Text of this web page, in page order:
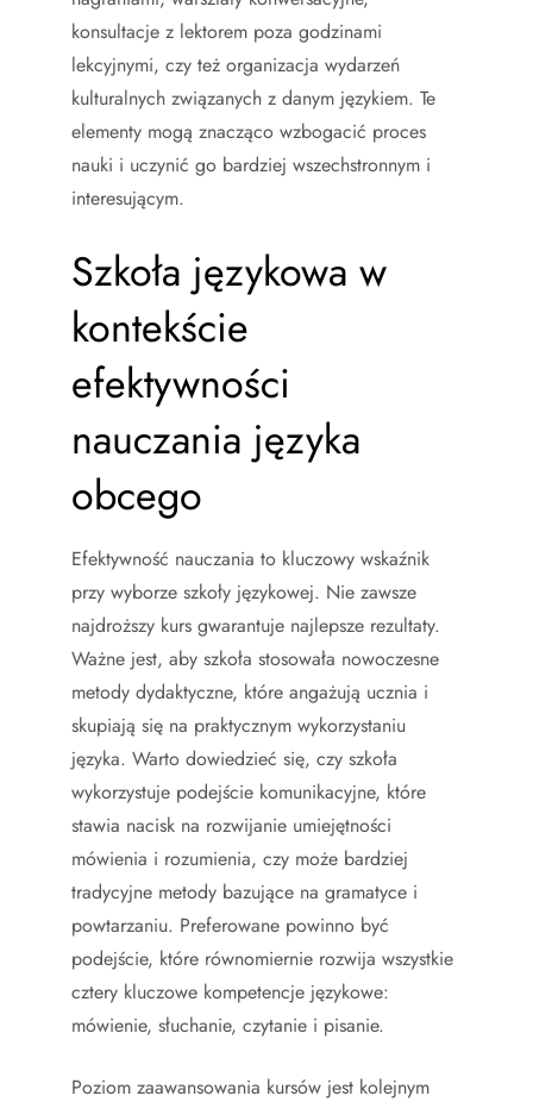
konsultacje z lektorem poza godzinami
lekcyjnymi, czy też organizacja wydarzeń
kulturalnych związanych z danym językiem. Te
elementy mogą znacząco wzbogacić proces
nauki i uczynić go bardziej wszechstronnym i
interesującym.
Szkoła językowa w
kontekście
efektywności
nauczania języka
obcego
Efektywność nauczania to kluczowy wskaźnik
przy wyborze szkoły językowej. Nie zawsze
najdroższy kurs gwarantuje najlepsze rezultaty.
Ważne jest, aby szkoła stosowała nowoczesne
metody dydaktyczne, które angażują ucznia i
skupiają się na praktycznym wykorzystaniu
języka. Warto dowiedzieć się, czy szkoła
wykorzystuje podejście komunikacyjne, które
stawia nacisk na rozwijanie umiejętności
mówienia i rozumienia, czy może bardziej
tradycyjne metody bazujące na gramatyce i
powtarzaniu. Preferowane powinno być
podejście, które równomiernie rozwija wszystkie
cztery kluczowe kompetencje językowe:
mówienie, słuchanie, czytanie i pisanie.
Poziom zaawansowania kursów jest kolejnym